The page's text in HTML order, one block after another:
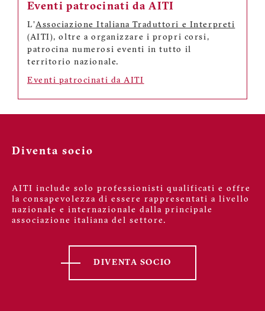
Eventi patrocinati da AITI
L'Associazione Italiana Traduttori e Interpreti
(AITI), oltre a organizzare i propri corsi,
patrocina numerosi eventi in tutto il
territorio nazionale.
Eventi patrocinati da AITI
Diventa socio
AITI include solo professionisti qualificati e offre
la consapevolezza di essere rappresentati a livello
nazionale e internazionale dalla principale
associazione italiana del settore.
DIVENTA SOCIO